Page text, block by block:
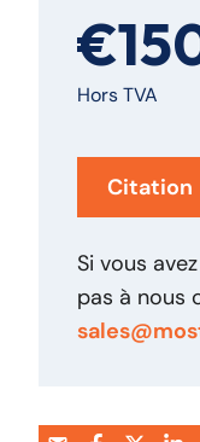
Hors TVA
Citation
Si vous
pas à nous